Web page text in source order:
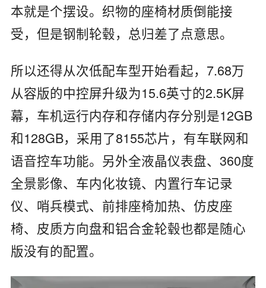
本就是个摆设。织物的座椅材质倒能接
受，但是钢制轮毂，总归差了点意思。
所以还得从次低配车型开始看起，7.68万
从容版的中控屏升级为15.6英寸的2.5K屏
幕，车机运行内存和存储内存分别是12GB
和128GB，采用了8155芯片，有车联网和
语音控车功能。另外全液晶仪表盘、360度
全景影像、车内化妆镜、内置行车记录
仪、哨兵模式、前排座椅加热、仿皮座
椅、皮质方向盘和铝合金轮毂也都是随心
版没有的配置。